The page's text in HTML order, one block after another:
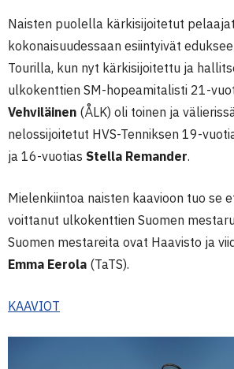
Naisten puolella kärkisijoitetut pelaajat
kokonaisuudessaan esiintyivät
Tourilla, kun nyt kärkisijoitettu ja
ulkokenttien SM-hopeamitalisti 21-
Vehviläinen (ÅLK) oli toinen ja
nelossijoitetut HVS-Tenniksen 19-
ja 16-vuotias Stella Remander.
Mielenkiintoa naisten kaavioon tuo se
voittanut ulkokenttien Suomen
Suomen mestareita ovat Haavisto ja
Emma Eerola (TaTS).
KAAVIOT